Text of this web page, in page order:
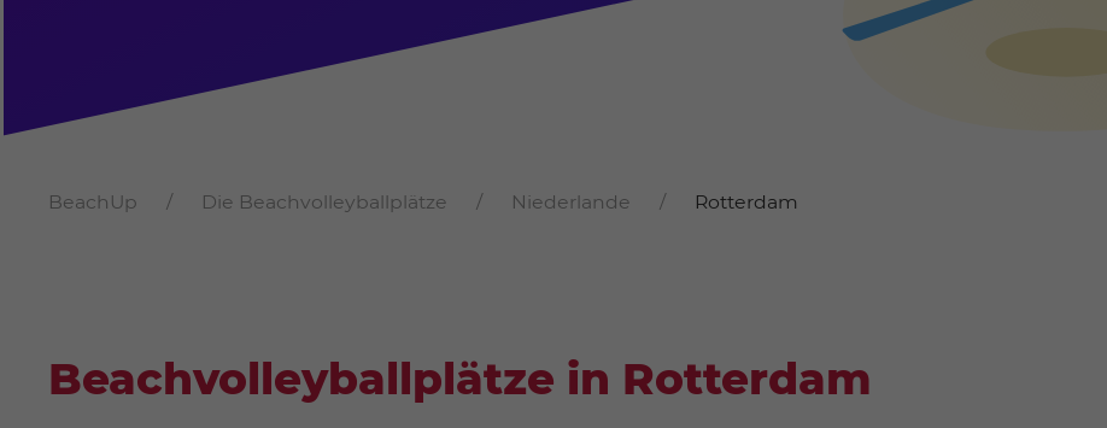
BeachUp Die Beachvolleyballplätze Niederlande Rotterdam
Beachvolleyballplätze in Rotterdam